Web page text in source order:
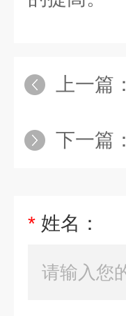
上一篇：
下一篇：
* 姓名：